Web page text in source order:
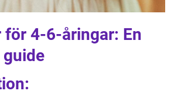
för 4-6-åringar: En